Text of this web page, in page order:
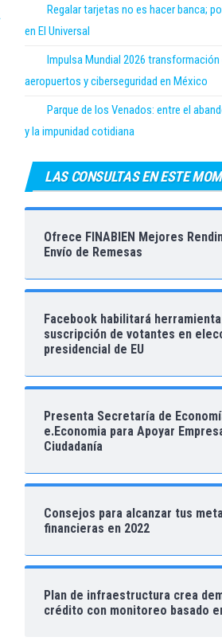
Regalar tarjetas no es hacer banca;
en El Universal
Impulsa Mundial 2026 transformación
aeropuertos y ciberseguridad en México
Parque de los Venados: entre el
y la impunidad cotidiana
LAS CONSULTAS EN ESTE
Ofrece FINABIEN Mejores
Envío de Remesas
Facebook habilitará
suscripción de votantes en
presidencial de EU
Presenta Secretaría de
e.Economia para Apoyar
Ciudadanía
Consejos para alcanzar tus
financieras en 2022
Plan de infraestructura crea
crédito con monitoreo basado